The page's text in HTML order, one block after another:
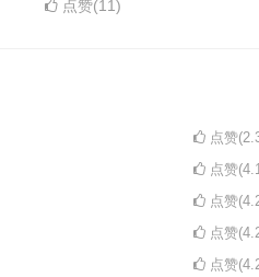
点赞(11)
点赞
点赞
点赞
点赞
点赞